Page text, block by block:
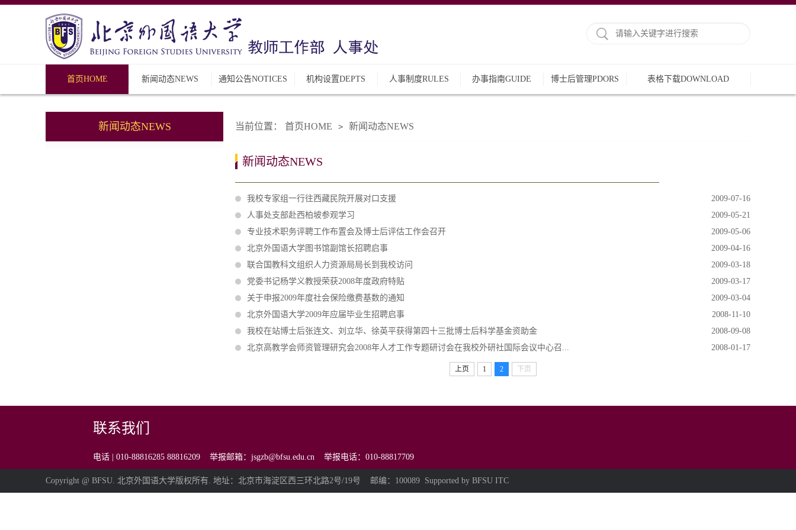
首页HOME 新闻动态NEWS 通知公告NOTICES 机构设置DEPTS 人事制度RULES 办事指南GUIDE 博士后管理PDORS 表格下载DOWNLOAD
新闻动态NEWS 当前位置： 首页HOME > 新闻动态NEWS
新闻动态NEWS
2009-07-16
我校专家组一行往西藏民院开展对口支援
2009-05-21
人事处支部赴西柏坡参观学习
2009-05-06
专业技术职务评聘工作布置会及博士后评估工作会召开
2009-04-16
北京外国语大学图书馆副馆长招聘启事
2009-03-18
联合国教科文组织人力资源局局长到我校访问
2009-03-17
党委书记杨学义教授荣获2008年度政府特贴
2009-03-04
关于申报2009年度社会保险缴费基数的通知
2008-11-10
北京外国语大学2009年应届毕业生招聘启事
2008-09-08
我校在站博士后张连文、刘立华、徐英平获得第四十三批博士后科学基金资助金
2008-01-17
北京高教学会师资管理研究会2008年人才工作专题研讨会在我校外研社国际会议中心召...
上页 1 2 下页
联系我们
电话 | 010-88816285 88816209 举报邮箱：jsgzb@bfsu.edu.cn 举报电话：010-88817709
Copyright @ BFSU. 北京外国语大学版权所有. 地址：北京市海淀区西三环北路2号/19号 邮编：100089 Supported by BFSU ITC